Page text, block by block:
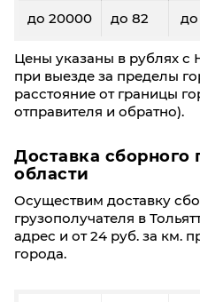
до 20000 до 82 до
Цены указаны в рублях с
при выезде за пределы
расстояние от границы
отправителя и обратно).
Доставка сборного
области
Осуществим доставку
грузополучателя в
адрес и от 24 руб. за км.
города.